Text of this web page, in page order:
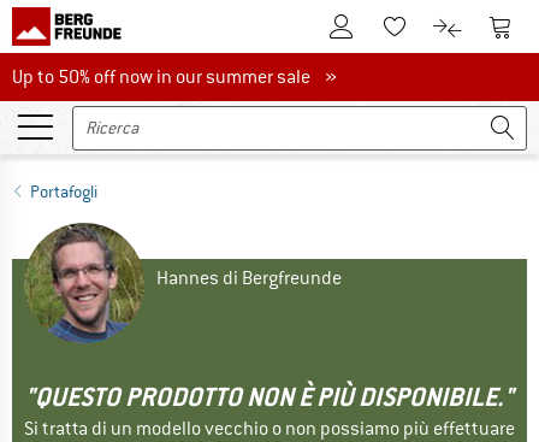
Al conto clienteAlla lista
Al Al
Up to 50% off now in our summer sale
Up to 50% off now in our summer sale »
Portafogli
Hannes di Bergfreunde
"QUESTO PRODOTTO NON È PIÙ DISPONIBILE."
Si tratta di un modello vecchio o non possiamo più effettuare